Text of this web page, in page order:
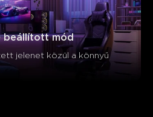
beállított mód
jelenet közül a könnyű